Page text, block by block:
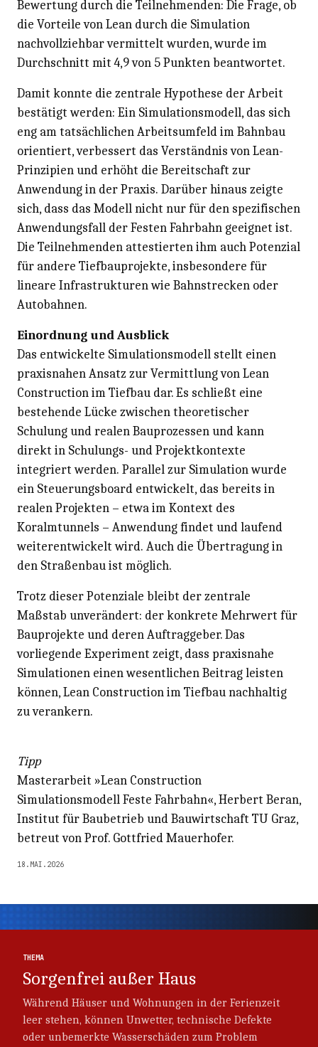
Bewertung durch die Teilnehmenden: Die Frage, ob
die Vorteile von Lean durch die Simulation
nachvollziehbar vermittelt wurden, wurde im
Durchschnitt mit 4,9 von 5 Punkten beantwortet.
Damit konnte die zentrale Hypothese der Arbeit
bestätigt werden: Ein Simulationsmodell, das sich
eng am tatsächlichen Arbeitsumfeld im Bahnbau
orientiert, verbessert das Verständnis von Lean-
Prinzipien und erhöht die Bereitschaft zur
Anwendung in der Praxis. Darüber hinaus zeigte
sich, dass das Modell nicht nur für den spezifischen
Anwendungsfall der Festen Fahrbahn geeignet ist.
Die Teilnehmenden attestierten ihm auch Potenzial
für andere Tiefbauprojekte, insbesondere für
lineare Infrastrukturen wie Bahnstrecken oder
Autobahnen.
Einordnung und Ausblick
Das entwickelte Simulationsmodell stellt einen
praxisnahen Ansatz zur Vermittlung von Lean
Construction im Tiefbau dar. Es schließt eine
bestehende Lücke zwischen theoretischer
Schulung und realen Bauprozessen und kann
direkt in Schulungs- und Projektkontexte
integriert werden. Parallel zur Simulation wurde
ein Steuerungsboard entwickelt, das bereits in
realen Projekten – etwa im Kontext des
Koralmtunnels – Anwendung findet und laufend
weiterentwickelt wird. Auch die Übertragung in
den Straßenbau ist möglich.
Trotz dieser Potenziale bleibt der zentrale
Maßstab unverändert: der konkrete Mehrwert für
Bauprojekte und deren Auftraggeber. Das
vorliegende Experiment zeigt, dass praxisnahe
Simulationen einen wesentlichen Beitrag leisten
können, Lean Construction im Tiefbau nachhaltig
zu verankern.
Tipp
Masterarbeit »Lean Construction
Simulationsmodell Feste Fahrbahn«, Herbert Beran,
Institut für Baubetrieb und Bauwirtschaft TU Graz,
betreut von Prof. Gottfried Mauerhofer.
18.MAI.2026
THEMA
Sorgenfrei außer Haus
Während Häuser und Wohnungen in der Ferienzeit
leer stehen, können Unwetter, technische Defekte
oder unbemerkte Wasserschäden zum Problem